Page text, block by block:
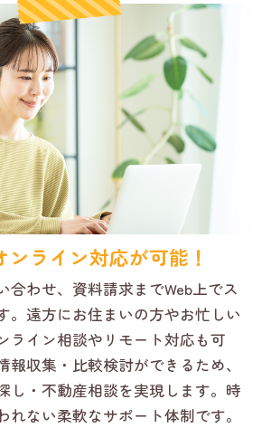
ンライン対応が可能！
合わせ、資料請求までWeb上でス
。遠方にお住まいの方やお忙しい
ライン相談やリモート対応も可
報収集・比較検討ができるため、
し・不動産相談を実現します。時
れない柔軟なサポート体制です。